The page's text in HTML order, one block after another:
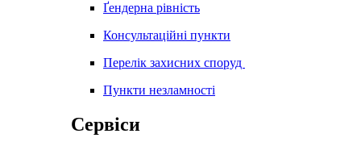
Ґендерна рівність
Консультаційні пункти
Перелік захисних споруд
Пункти незламності
Сервіси